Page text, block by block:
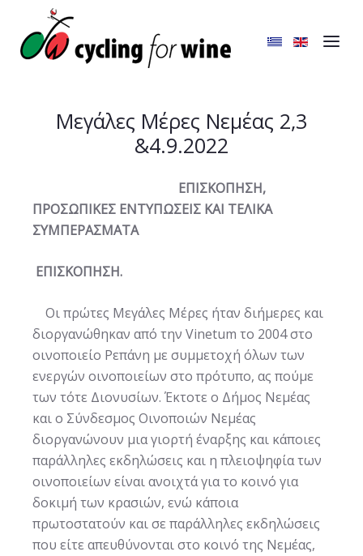
Μεγάλες Μέρες Νεμέας 2,3
&4.9.2022
ΕΠΙΣΚΟΠΗΣΗ,
ΠΡΟΣΩΠΙΚΕΣ ΕΝΤΥΠΩΣΕΙΣ ΚΑΙ ΤΕΛΙΚΑ
ΣΥΜΠΕΡΑΣΜΑΤΑ
ΕΠΙΣΚΟΠΗΣΗ.
Οι πρώτες Μεγάλες Μέρες ήταν διήμερες και
διοργανώθηκαν από την Vinetum το 2004 στο
οινοποιείο Ρεπάνη με συμμετοχή όλων των
ενεργών οινοποιείων στο πρότυπο, ας πούμε
των τότε Διονυσίων. Έκτοτε ο Δήμος Νεμέας
και ο Σύνδεσμος Οινοποιών Νεμέας
διοργανώνουν μια γιορτή έναρξης και κάποιες
παράλληλες εκδηλώσεις και η πλειοψηφία των
οινοποιείων είναι ανοιχτά για το κοινό για
δοκιμή των κρασιών, ενώ κάποια
πρωτοστατούν και σε παράλληλες εκδηλώσεις
που είτε απευθύνονται στο κοινό της Νεμέας,